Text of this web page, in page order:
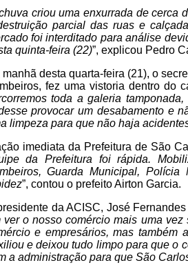
criou uma enxurrada de cerca
parcial das ruas e
foi interditado para análise
quinta-feira (22)”, explicou Pedro
manhã desta quarta-feira (21), o
fez uma vistoria dentro do
toda a galeria
provocar um desabamento e
limpeza para que não haja
imediata da Prefeitura de São
da Prefeitura foi rápida.
Guarda Municipal,
”, contou o prefeito Airton Garcia.
da ACISC, José
ver o nosso comércio mais uma
e empresários, mas também
e deixou tudo limpo para que o
a administração para que São